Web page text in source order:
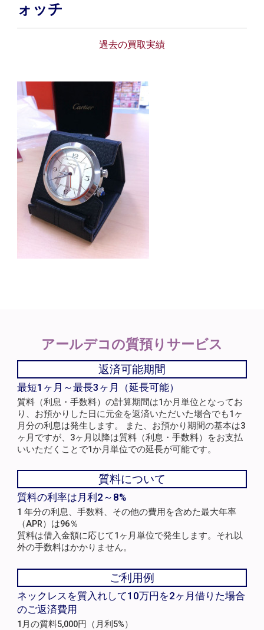
ォッチ
過去の買取実績
アールデコの質預りサービス
返済可能期間
最短1ヶ月～最長3ヶ月（延長可能）
質料（利息・手数料）の計算期間は1か月単位となってお
り、お預かりした日に元金を返済いただいた場合でも1ヶ
月分の利息は発生します。 また、お預かり期間の基本は3
ヶ月ですが、3ヶ月以降は質料（利息・手数料）をお支払
いいただくことで1か月単位での延長が可能です。
質料について
質料の利率は月利2～8%
1 年分の利息、手数料、その他の費用を含めた最大年率
（APR）は96％
質料は借入金額に応じて1ヶ月単位で発生します。それ以
外の手数料はかかりません。
ご利用例
ネックレスを質入れして10万円を2ヶ月借りた場合
のご返済費用
1月の質料5,000円（月利5%）